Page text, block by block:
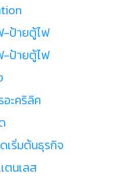
-ป้ายตู้ไฟ
-ป้ายตู้ไฟ
ะคริลิค
เริ่มต้นธุรกิจ
ตนเลส